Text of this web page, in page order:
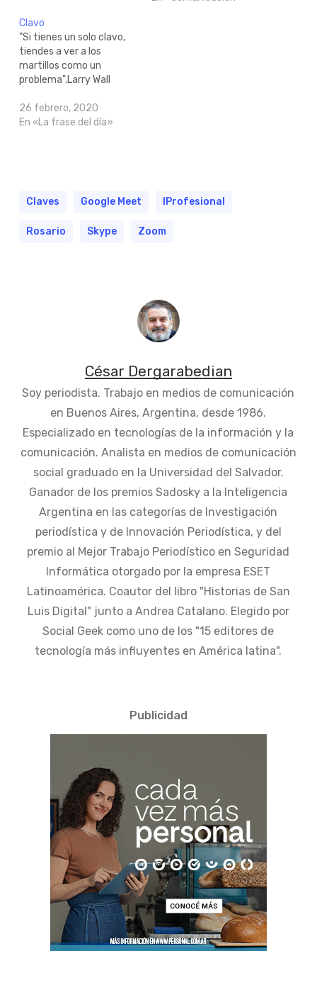
Clavo
"Si tienes un solo clavo,
tiendes a ver a los
martillos como un
problema".Larry Wall
26 febrero, 2020
En «La frase del día»
Claves Google Meet IProfesional
Rosario Skype Zoom
César Dergarabedian
Soy periodista. Trabajo en medios de comunicación
en Buenos Aires, Argentina, desde 1986.
Especializado en tecnologías de la información y la
comunicación. Analista en medios de comunicación
social graduado en la Universidad del Salvador.
Ganador de los premios Sadosky a la Inteligencia
Argentina en las categorías de Investigación
periodística y de Innovación Periodística, y del
premio al Mejor Trabajo Periodístico en Seguridad
Informática otorgado por la empresa ESET
Latinoamérica. Coautor del libro "Historias de San
Luis Digital" junto a Andrea Catalano. Elegido por
Social Geek como uno de los "15 editores de
tecnología más influyentes en América latina".
Publicidad